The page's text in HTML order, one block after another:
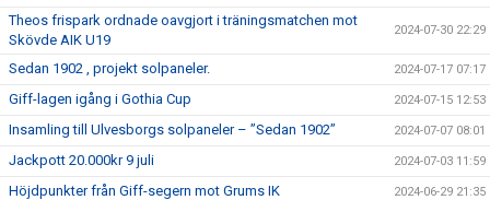
Theos frispark ordnade oavgjort i träningsmatchen mot
Skövde AIK U19
2024-07-30 22:29
Sedan 1902 , projekt solpaneler. 2024-07-17 07:17
Giff-lagen igång i Gothia Cup 2024-07-15 12:53
Insamling till Ulvesborgs solpaneler – ”Sedan 1902” 2024-07-07 08:01
Jackpott 20.000kr 9 juli 2024-07-03 11:59
Höjdpunkter från Giff-segern mot Grums IK 2024-06-29 21:35